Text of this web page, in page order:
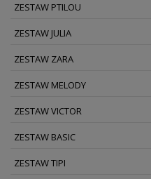
ZESTAW PTILOU
ZESTAW JULIA
ZESTAW ZARA
ZESTAW MELODY
ZESTAW VICTOR
ZESTAW BASIC
ZESTAW TIPI